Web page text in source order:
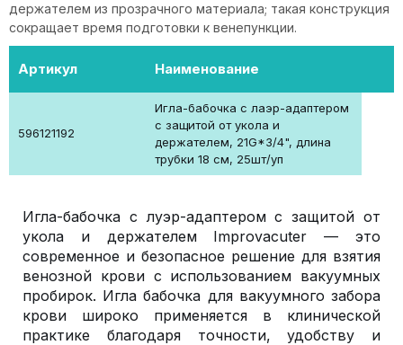
держателем из прозрачного материала; такая конструкция
сокращает время подготовки к венепункции.
Артикул Наименование
596121192
Игла-бабочка с лаэр-адаптером
с защитой от укола и
держателем, 21G*3/4", длина
трубки 18 см, 25шт/уп
Игла-бабочка с луэр-адаптером с защитой от
укола и держателем Improvacuter — это
современное и безопасное решение для взятия
венозной крови с использованием вакуумных
пробирок. Игла бабочка для вакуумного забора
крови широко применяется в клинической
практике благодаря точности, удобству и